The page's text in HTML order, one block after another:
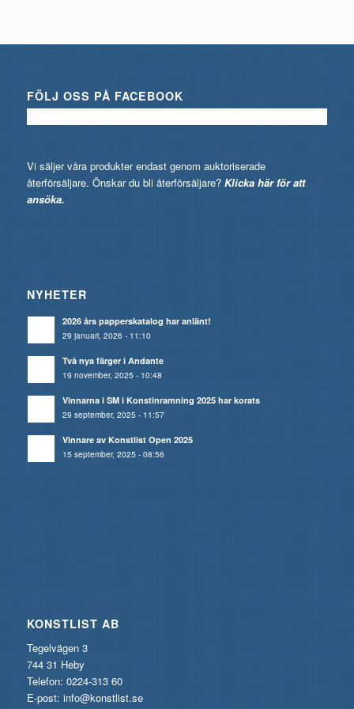
FÖLJ OSS PÅ FACEBOOK
Vi säljer våra produkter endast genom auktoriserade
återförsäljare. Önskar du bli återförsäljare? Klicka här för att
ansöka.
NYHETER
2026 års papperskatalog har anlänt!
29 januari, 2026 - 11:10
Två nya färger i Andante
19 november, 2025 - 10:48
Vinnarna i SM i Konstinramning 2025 har korats
29 september, 2025 - 11:57
Vinnare av Konstlist Open 2025
15 september, 2025 - 08:56
KONSTLIST AB
Tegelvägen 3
744 31 Heby
Telefon: 0224-313 60
E-post: info@konstlist.se